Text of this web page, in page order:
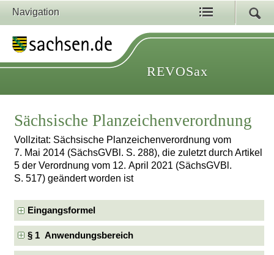
Navigation
REVOSax
Sächsische Planzeichenverordnung
Vollzitat: Sächsische Planzeichenverordnung vom
7. Mai 2014 (SächsGVBl. S. 288), die zuletzt durch Artikel
5 der Verordnung vom 12. April 2021 (SächsGVBl.
S. 517) geändert worden ist
Eingangsformel
§ 1 Anwendungsbereich